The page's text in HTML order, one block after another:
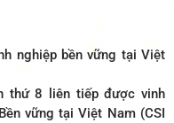
nghiệp bền vững tại Việt
thứ 8 liên tiếp được vinh
vững tại Việt Nam (CSI